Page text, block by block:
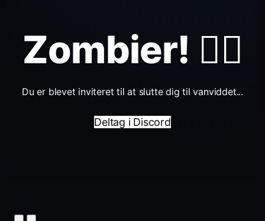
Zombier! 🧟‍♂️
Du er blevet inviteret til at slutte dig til vanviddet...
Deltag i Discord